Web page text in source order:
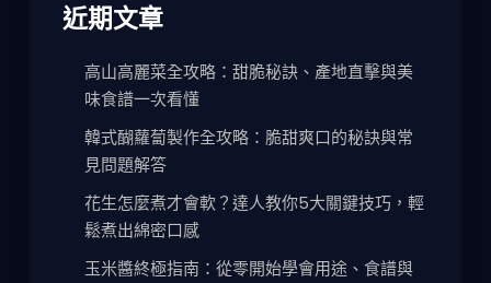
近期文章
高山高麗菜全攻略：甜脆秘訣、產地直擊與美
味食譜一次看懂
韓式醐蘿蔔製作全攻略：脆甜爽口的秘訣與常
見問題解答
花生怎麼煮才會軟？達人教你5大關鍵技巧，輕
鬆煮出綿密口感
玉米醬終極指南：從零開始學會用途、食譜與